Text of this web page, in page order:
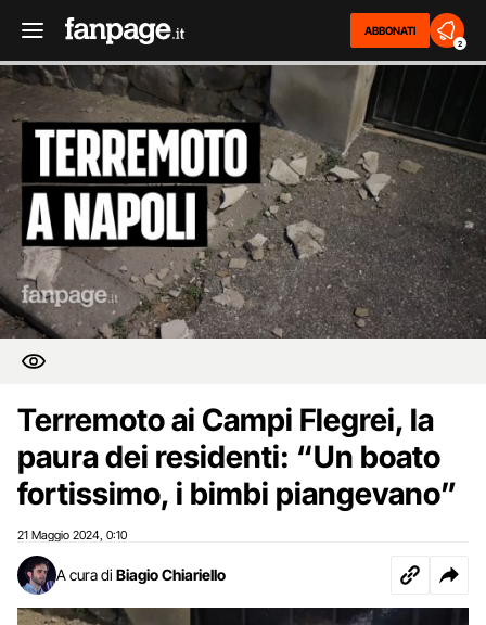
ABBONATI
2
Terremoto ai Campi Flegrei, la
paura dei residenti: “Un boato
fortissimo, i bimbi piangevano”
21 Maggio 2024 0:10
A cura di Biagio Chiariello